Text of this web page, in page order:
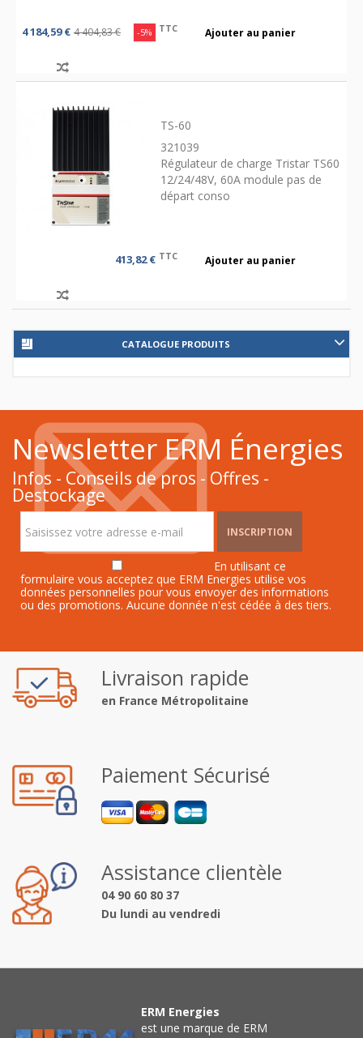
4 184,59 € 4 404,83 € -5% TTC Ajouter au panier
TS-60
321039
Régulateur de charge Tristar TS60
12/24/48V, 60A module pas de
départ conso
413,82 € TTC Ajouter au panier
CATALOGUE PRODUITS
Newsletter ERM Énergies
Infos - Conseils de pros - Offres -
Destockage
INSCRIPTION
En utilisant ce
formulaire vous acceptez que ERM Energies utilise vos
données personnelles pour vous envoyer des informations
ou des promotions. Aucune donnée n'est cédée à des tiers.
Livraison rapide
en France Métropolitaine
Paiement Sécurisé
Assistance clientèle
04 90 60 80 37
Du lundi au vendredi
ERM Energies
est une marque de ERM